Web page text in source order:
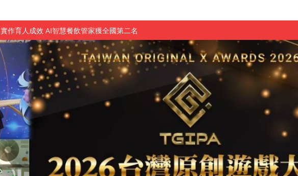
作育人成效 AI智慧餐飲管家獲全國第二名
』心室」 上官董事長與青年學子溫馨對談 傳遞品格與智慧力量
英學程陪伴財金系學生蛻變成金融新星
科大原民音樂成果展 燃爆傳統與現代
《礦影》勇奪台灣原創遊戲大賞雙佳作
管系榮獲天籟盃全國大專廣播詞競賽英文組佳作
解密AI時代的金融轉型與數位正義
學年度AI英文自我介紹比賽」成績出爐
出校友共議「人文素養」 點亮智慧金融時代的跨域新局